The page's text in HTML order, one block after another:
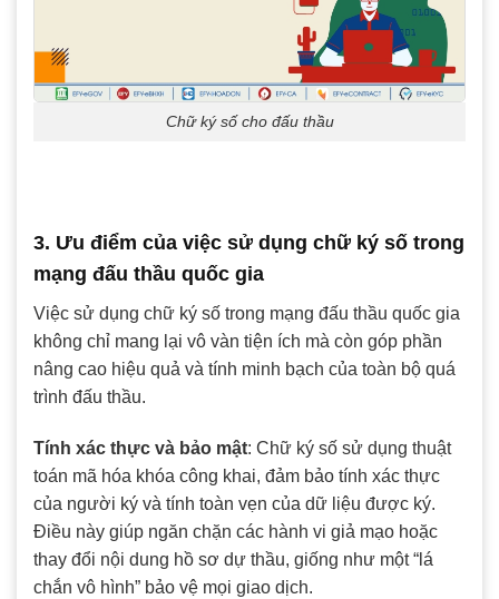
Chữ ký số cho đấu thầu
3. Ưu điểm của việc sử dụng chữ ký số trong
mạng đấu thầu quốc gia
Việc sử dụng chữ ký số trong mạng đấu thầu quốc gia
không chỉ mang lại vô vàn tiện ích mà còn góp phần
nâng cao hiệu quả và tính minh bạch của toàn bộ quá
trình đấu thầu.
Tính xác thực và bảo mật: Chữ ký số sử dụng thuật
toán mã hóa khóa công khai, đảm bảo tính xác thực
của người ký và tính toàn vẹn của dữ liệu được ký.
Điều này giúp ngăn chặn các hành vi giả mạo hoặc
thay đổi nội dung hồ sơ dự thầu, giống như một “lá
chắn vô hình” bảo vệ mọi giao dịch.